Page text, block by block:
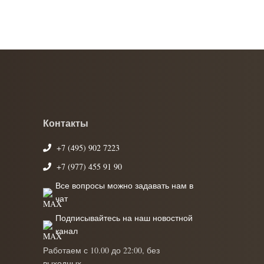
Контакты
+7 (495) 902 7223
+7 (977) 455 91 90
Все вопросы можно задавать нам в
чат
Подписывайтесь на наш новостной
канал
Работаем с 10.00 до 22:00, без